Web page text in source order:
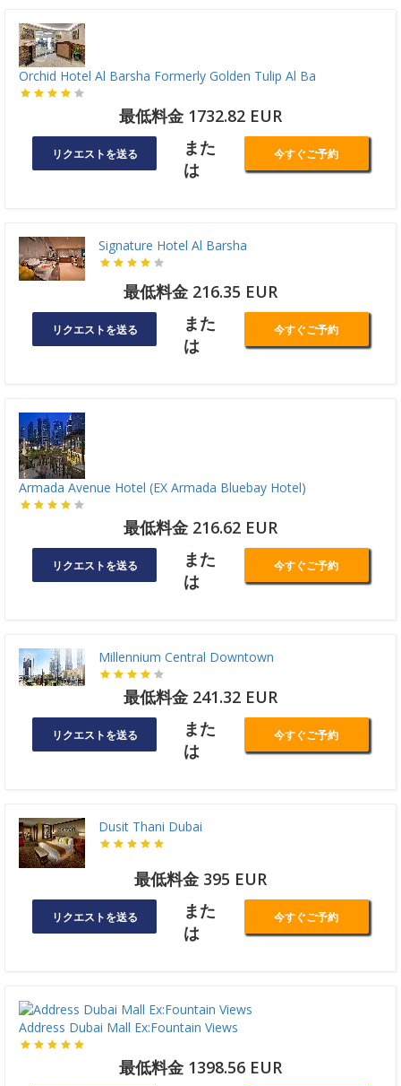
Orchid Hotel Al Barsha Formerly Golden Tulip Al Ba
最低料金 1732.82 EUR
リクエストを送る
また
は
今すぐご予約
Signature Hotel Al Barsha
最低料金 216.35 EUR
リクエストを送る
また
は
今すぐご予約
Armada Avenue Hotel (EX Armada Bluebay Hotel)
最低料金 216.62 EUR
リクエストを送る
また
は
今すぐご予約
Millennium Central Downtown
最低料金 241.32 EUR
リクエストを送る
また
は
今すぐご予約
Dusit Thani Dubai
最低料金 395 EUR
リクエストを送る
また
は
今すぐご予約
Address Dubai Mall Ex:Fountain Views
最低料金 1398.56 EUR